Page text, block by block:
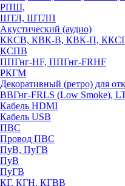
РПШ,
ШТЛ, ШТЛП
Акустический (аудио)
ККСВ, КВК-В, КВК-П,
КСПВ
ППГнг-HF, ППГнг-FRHF
РКГМ
Декоративный (ретро) для
ВВГнг-FRLS (Low Smoke),
Кабель HDMI
Кабель USB
ПВС
Провод ПВС
ПуВ, ПуГВ
ПуВ
ПуГВ
КГ, КГН, КГВВ